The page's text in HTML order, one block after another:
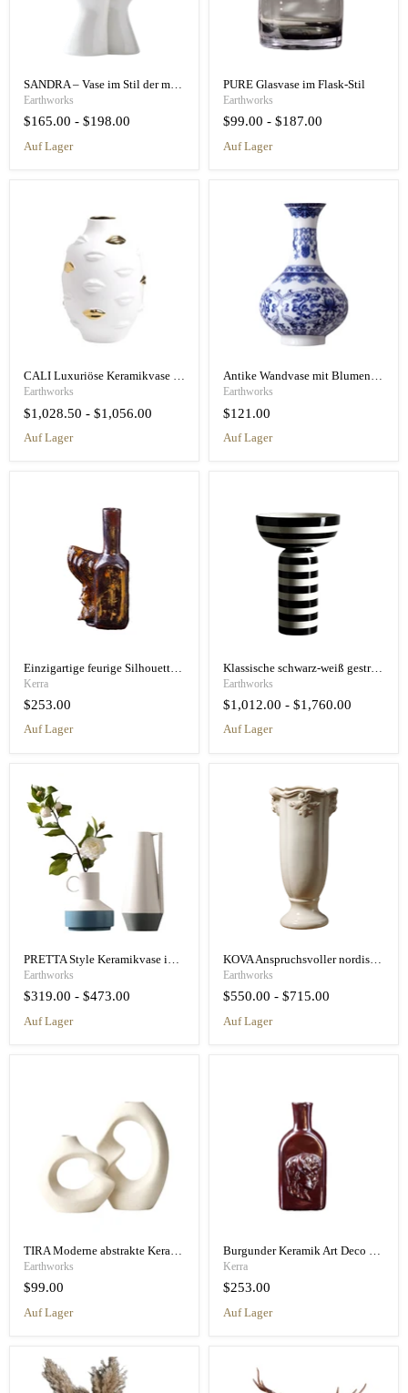
SANDRA – Vase im Stil der modernen Kunst
Earthworks
$165.00 - $198.00
auf Lager
PURE Glasvase im Flask-Stil
Earthworks
$99.00 - $187.00
auf Lager
CALI Luxuriöse Keramikvase mit Gesicht im nordischen Stil
Earthworks
$1,028.50 - $1,056.00
auf Lager
Antike Wandvase mit Blumenmuster aus Porzellan
Earthworks
$121.00
auf Lager
Kerra
$253.00
auf Lager
Klassische schwarz-weiß gestreifte Keramikvase
Earthworks
$1,012.00 - $1,760.00
auf Lager
Earthworks
$319.00 - $473.00
auf Lager
Earthworks
$550.00 - $715.00
auf Lager
TIRA Moderne abstrakte Keramikvase
Earthworks
$99.00
auf Lager
Burgunder Keramik Art Deco Vase Flasche - Hoplite Flasche Wein
Kerra
$253.00
auf Lager